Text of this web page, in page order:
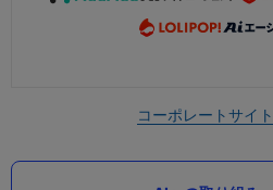
コーポレートサイト